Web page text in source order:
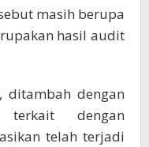
masih berupa
hasil audit
ditambah dengan
terkait dengan
telah terjadi